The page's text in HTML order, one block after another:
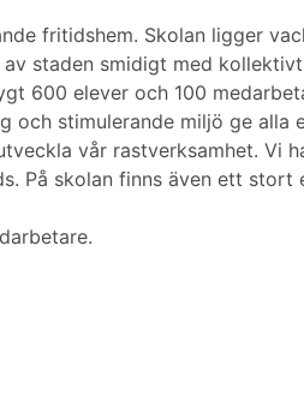
fritidshem. Skolan ligger
staden smidigt med
600 elever och 100
och stimulerande miljö ge alla
vår rastverksamhet. Vi
På skolan finns även ett stort